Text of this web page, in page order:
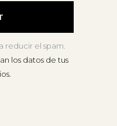
reducir el spam.
los datos de tus